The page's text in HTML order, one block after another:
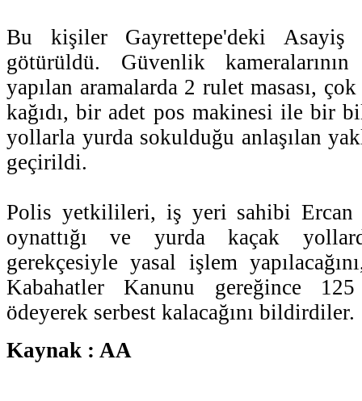
Bu kişiler Gayrettepe'deki Asayiş
götürüldü. Güvenlik
yapılan aramalarda 2 rulet masası,
kağıdı, bir adet pos makinesi ile bir
yollarla yurda sokulduğu anlaşılan
geçirildi.
Polis yetkilileri, iş yeri sahibi Ercan
oynattığı ve yurda kaçak
gerekçesiyle yasal işlem
Kabahatler Kanunu gereğince
ödeyerek serbest kalacağını bildirdiler.
Kaynak : AA